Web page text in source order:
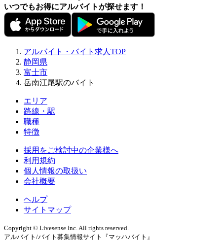
いつでもお得にアルバイトが探せます！
アルバイト・バイト求人TOP
静岡県
富士市
岳南江尾駅のバイト
エリア
路線・駅
職種
特徴
採用をご検討中の企業様へ
利用規約
個人情報の取扱い
会社概要
ヘルプ
サイトマップ
Copyright © Livesense Inc. All rights reserved.
アルバイト/バイト募集情報サイト『マッハバイト』